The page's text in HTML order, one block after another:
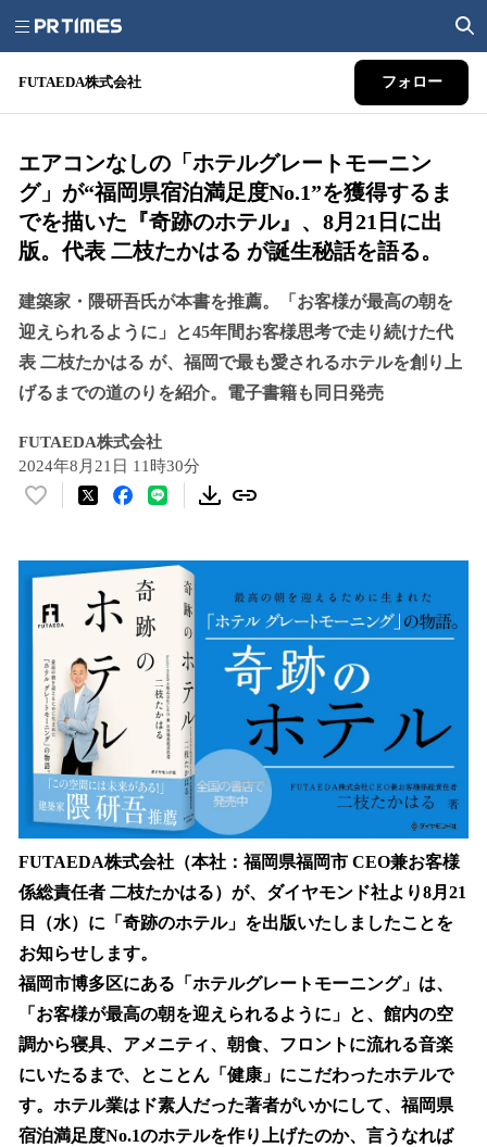
FUTAEDA株式会社 フォロー
エアコンなしの「ホテルグレートモーニン
グ」が“福岡県宿泊満足度No.1”を獲得するま
でを描いた『奇跡のホテル』、8月21日に出
版。代表 二枝たかはる が誕生秘話を語る。
建築家・隈研吾氏が本書を推薦。「お客様が最高の朝を
迎えられるように」と45年間お客様思考で走り続けた代
表 二枝たかはる が、福岡で最も愛されるホテルを創り上
げるまでの道のりを紹介。電子書籍も同日発売
FUTAEDA株式会社
2024年8月21日 11時30分
い
！
を
み
込
み
中
で
す
FUTAEDA株式会社（本社：福岡県福岡市 CEO兼お客様
係総責任者 二枝たかはる）が、ダイヤモンド社より8月21
日（水）に「奇跡のホテル」を出版いたしましたことを
お知らせします。
福岡市博多区にある「ホテルグレートモーニング」は、
「お客様が最高の朝を迎えられるように」と、館内の空
調から寝具、アメニティ、朝食、フロントに流れる音楽
にいたるまで、とことん「健康」にこだわったホテルで
す。ホテル業はド素人だった著者がいかにして、福岡県
宿泊満足度No.1のホテルを作り上げたのか、言うなれば